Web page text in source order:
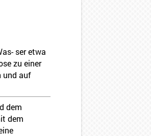
ser etwa
zu einer
und auf
dem
dem